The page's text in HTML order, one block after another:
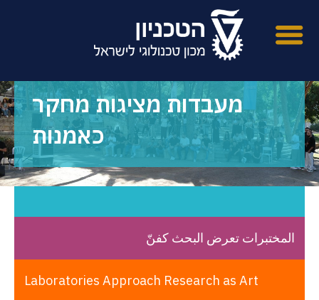
מעבדות מציגות מחקר
כאמנות
المختبرات تعرض البحث كفنّ
Laboratories Approach Research as Art